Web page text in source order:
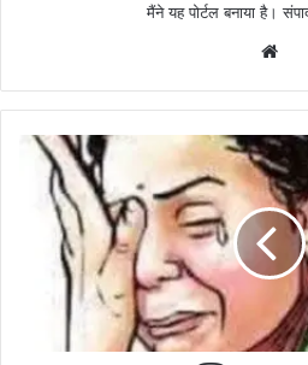
मैंने यह पोर्टल बनाया है।
b
s
i
t
e